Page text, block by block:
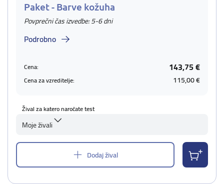
Paket - Barve kožuha
Povprečni čas izvedbe: 5-6 dni
Podrobno
Cena: 143,75 €
Cena za vzreditelje: 115,00 €
Žival za katero naročate test
Moje živali
Dodaj žival